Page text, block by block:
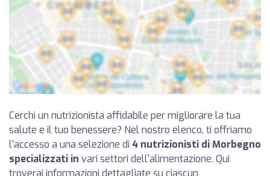
Cerchi un nutrizionista affidabile per migliorare la tua
salute e il tuo benessere? Nel nostro elenco, ti offriamo
l'accesso a una selezione di 4 nutrizionisti di Morbegno
specializzati in vari settori dell'alimentazione. Qui
troverai informazioni dettagliate su ciascun